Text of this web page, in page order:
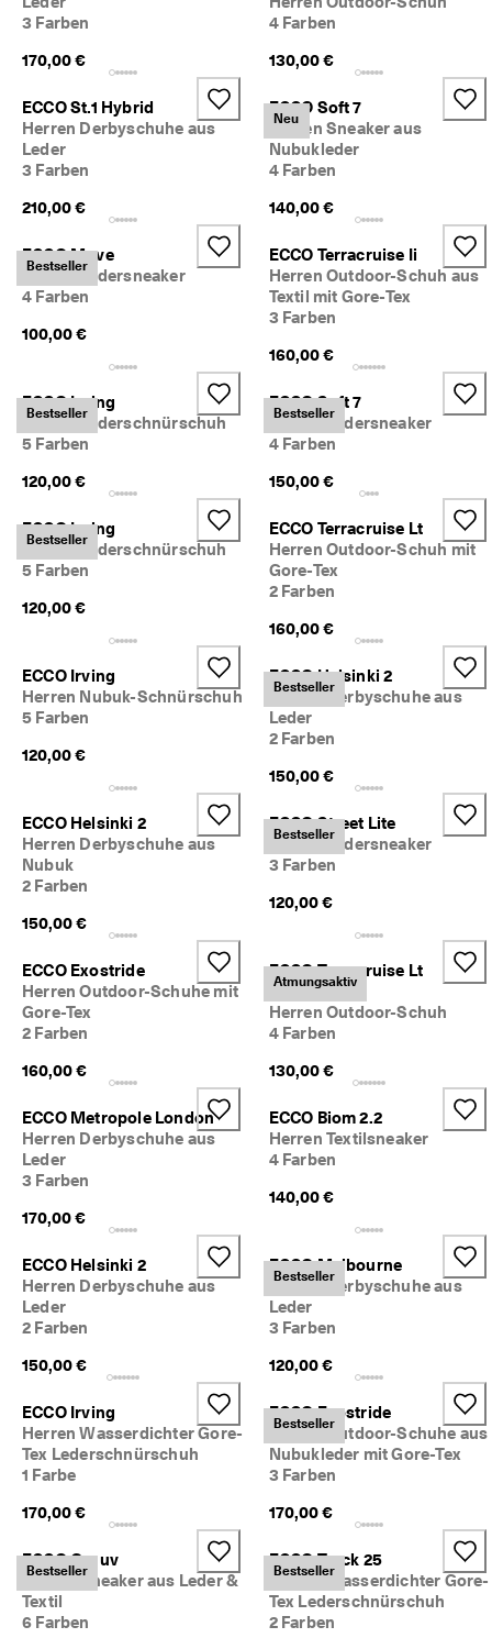
3 Farben
170,00 €
4 Farben
130,00 €
ECCO St.1 Hybrid
Herren Derbyschuhe aus
Leder
3 Farben
210,00 €
Neu
ECCO Soft 7
Herren Sneaker aus
Nubukleder
4 Farben
140,00 €
Bestseller
ECCO Move
Herren Ledersneaker
4 Farben
100,00 €
ECCO Terracruise Ii
Herren Outdoor-Schuh aus
Textil mit Gore-Tex
3 Farben
160,00 €
Bestseller
ECCO Irving
Herren Lederschnürschuh
5 Farben
120,00 €
Bestseller
ECCO Soft 7
Herren Ledersneaker
4 Farben
150,00 €
Bestseller
ECCO Irving
Herren Lederschnürschuh
5 Farben
120,00 €
ECCO Terracruise Lt
Herren Outdoor-Schuh mit
Gore-Tex
2 Farben
160,00 €
ECCO Irving
Herren Nubuk-Schnürschuh
5 Farben
120,00 €
Bestseller
ECCO Helsinki 2
Herren Derbyschuhe aus
Leder
2 Farben
150,00 €
ECCO Helsinki 2
Herren Derbyschuhe aus
Nubuk
2 Farben
150,00 €
Bestseller
ECCO Street Lite
Herren Ledersneaker
3 Farben
120,00 €
ECCO Exostride
Herren Outdoor-Schuhe mit
Gore-Tex
2 Farben
160,00 €
Atmungsaktiv
ECCO Terracruise Lt
Breathru
Herren Outdoor-Schuh
4 Farben
130,00 €
ECCO Metropole London
Herren Derbyschuhe aus
Leder
3 Farben
170,00 €
ECCO Biom 2.2
Herren Textilsneaker
4 Farben
140,00 €
ECCO Helsinki 2
Herren Derbyschuhe aus
Leder
2 Farben
150,00 €
Bestseller
ECCO Melbourne
Herren Derbyschuhe aus
Leder
3 Farben
120,00 €
ECCO Irving
Herren Wasserdichter Gore-
Tex Lederschnürschuh
1 Farbe
170,00 €
Bestseller
ECCO Exostride
Herren Outdoor-Schuhe aus
Nubukleder mit Gore-Tex
3 Farben
170,00 €
Bestseller
ECCO Gruuv
Herren Sneaker aus Leder &
Textil
6 Farben
Bestseller
ECCO Track 25
Herren Wasserdichter Gore-
Tex Lederschnürschuh
2 Farben